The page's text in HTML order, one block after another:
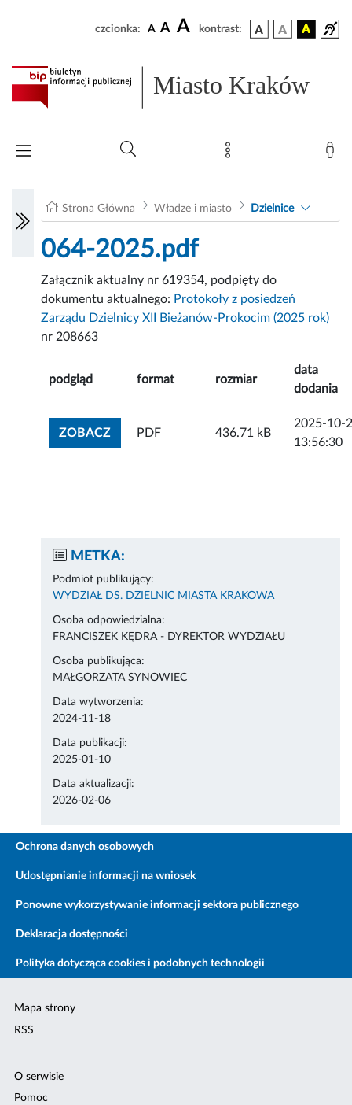
czcionka: A A A kontrast:
Miasto Kraków
Strona Główna Władze i miasto Dzielnice
064-2025.pdf
Załącznik aktualny nr 619354, podpięty do
dokumentu aktualnego: Protokoły z posiedzeń
Zarządu Dzielnicy XII Bieżanów-Prokocim (2025 rok)
nr 208663
podgląd format rozmiar
data
dodania
ZOBACZZOBACZ ZAŁĄCZNIK
PDF 436.71 kB
2025-10-
13:56:30
METKA:
Podmiot publikujący:
WYDZIAŁ DS. DZIELNIC MIASTA KRAKOWA
Osoba odpowiedzialna:
FRANCISZEK KĘDRA - DYREKTOR WYDZIAŁU
Osoba publikująca:
MAŁGORZATA SYNOWIEC
Data wytworzenia:
2024-11-18
Data publikacji:
2025-01-10
Data aktualizacji:
2026-02-06
Ochrona danych osobowych
Udostępnianie informacji na wniosek
Ponowne wykorzystywanie informacji sektora publicznego
Deklaracja dostępności
Polityka dotycząca cookies i podobnych technologii
Mapa strony
RSS
O serwisie
Pomoc